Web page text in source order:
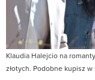
Klaudia Halejcio na
złotych. Podobne kupisz